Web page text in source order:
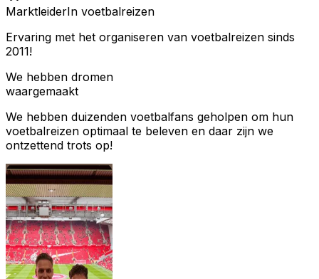
MarktleiderIn voetbalreizen
Ervaring met het organiseren van voetbalreizen sinds
2011!
We hebben dromen
waargemaakt
We hebben duizenden voetbalfans geholpen om hun
voetbalreizen optimaal te beleven en daar zijn we
ontzettend trots op!